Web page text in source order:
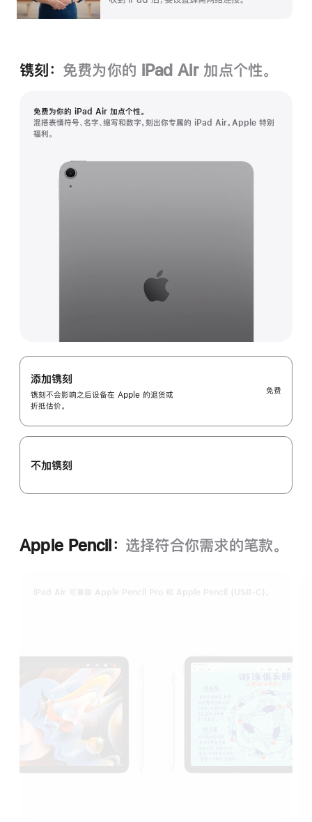
镌刻： 免费为你的 iPad Air 加⁠点个性。
免费为你的 iPad Air 加⁠点个性。
混搭表情符号、名字、缩写和数字，刻出你专属的 iPad Air。Apple 特别
福利。
添加镌刻
镌刻不会影响之后设备在 Apple 的退货或
折抵估价。
免费
不加镌刻
Apple Pencil： 选择符合你需求的笔款。